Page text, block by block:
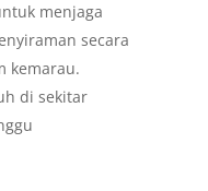
menjaga
secara
kemarau.
di sekitar